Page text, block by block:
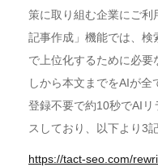
策に取り組む企業にご利
記事作成」機能では、検
で上位化するために必要
しから本文までをAIが
登録不要で約10秒でAI
スしており、以下より3
https://tact-seo.com/